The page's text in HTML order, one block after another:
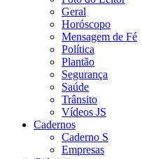
Geral
Horóscopo
Mensagem de Fé
Política
Plantão
Segurança
Saúde
Trânsito
Vídeos JS
Cadernos
Caderno S
Empresas